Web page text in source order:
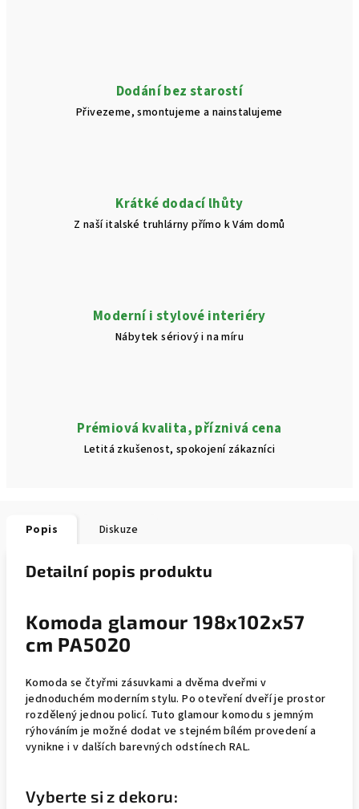
Dodání bez starostí
Přivezeme, smontujeme a nainstalujeme
Krátké dodací lhůty
Z naší italské truhlárny přímo k Vám domů
Moderní i stylové interiéry
Nábytek sériový i na míru
Prémiová kvalita, příznivá cena
Letitá zkušenost, spokojení zákazníci
Popis Diskuze
Detailní popis produktu
Komoda glamour 198x102x57
cm PA5020
Komoda se čtyřmi zásuvkami a dvěma dveřmi v
jednoduchém moderním stylu. Po otevření dveří je prostor
rozdělený jednou policí. Tuto glamour komodu s jemným
rýhováním je možné dodat ve stejném bílém provedení a
vynikne i v dalších barevných odstínech RAL.
Vyberte si z dekoru: